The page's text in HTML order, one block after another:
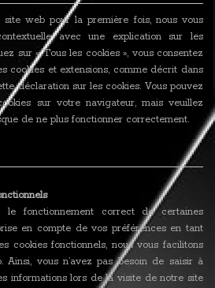
web pour la première fois, nous vous
avec une explication sur les
sur « Tous les cookies », vous consentez
cookies et extensions, comme décrit dans
déclaration sur les cookies. Vous pouvez
sur votre navigateur, mais veuillez
de ne plus fonctionner correctement.
le fonctionnement correct de certaines
en compte de vos préférences en tant
cookies fonctionnels, nous vous facilitons
vous n’avez pas besoin de saisir à
informations lors de la visite de notre site